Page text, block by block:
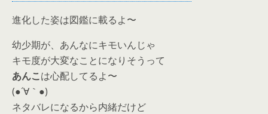
進化した姿は図鑑に載るよ〜
幼少期が、あんなにキモいんじゃ
キモ度が大変なことになりそうって
あんこは心配してるよ〜
(●´∀｀●)
ネタバレになるから内緒だけど